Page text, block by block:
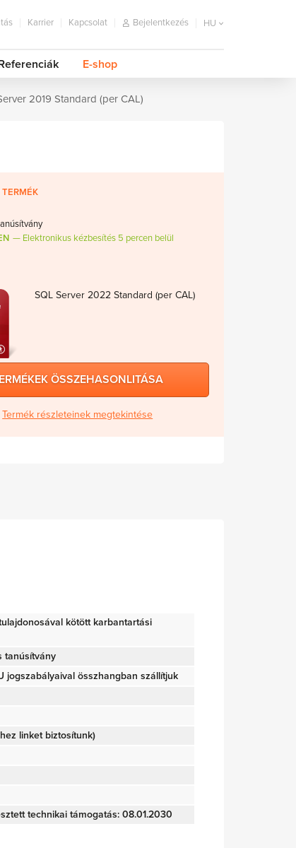
Karrier Kapcsolat Bejelentkezés HU
E-shop
2019 Standard (per CAL)
Elektronikus kézbesítés 5 percen belül
SQL Server 2022 Standard (per CAL)
ÖSSZEHASONLITÁSA
Termék részleteinek megtekintése
kötött karbantartási
tanúsítvány
jogszabályaival összhangban szállítjuk
linket biztosítunk)
technikai támogatás: 08.01.2030